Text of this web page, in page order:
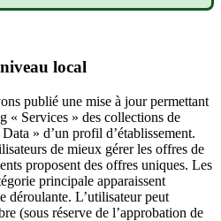
local
publié une mise à jour permettant
« Services » des collections de
» d’un profil d’établissement.
de mieux gérer les offres de
proposent des offres uniques. Les
principale apparaissent
déroulante. L’utilisateur peut
(sous réserve de l’approbation de